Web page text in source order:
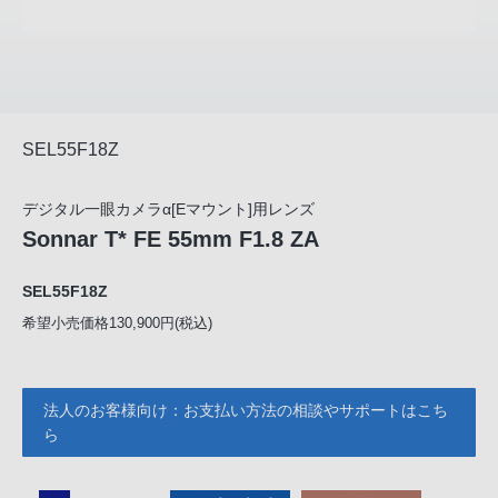
SEL55F18Z
デジタル一眼カメラα[Eマウント]用レンズ
Sonnar T* FE 55mm F1.8 ZA
SEL55F18Z
希望小売価格130,900円(税込)
法人のお客様向け：お支払い方法の相談やサポートはこち
ら